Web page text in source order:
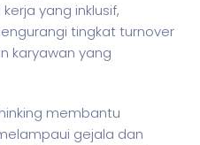
yang inklusif,
tingkat turnover
karyawan yang
membantu
gejala dan